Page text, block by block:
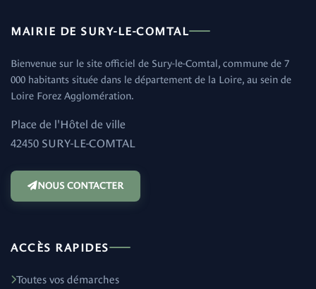
MAIRIE DE SURY-LE-COMTAL
Bienvenue sur le site officiel de Sury-le-Comtal, commune de 7
000 habitants située dans le département de la Loire, au sein de
Loire Forez Agglomération.
Place de l'Hôtel de ville
42450 SURY-LE-COMTAL
NOUS CONTACTER
ACCÈS RAPIDES
Toutes vos démarches